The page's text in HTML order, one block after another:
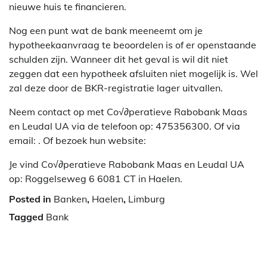
nieuwe huis te financieren.
Nog een punt wat de bank meeneemt om je
hypotheekaanvraag te beoordelen is of er openstaande
schulden zijn. Wanneer dit het geval is wil dit niet
zeggen dat een hypotheek afsluiten niet mogelijk is. Wel
zal deze door de BKR-registratie lager uitvallen.
Neem contact op met Co√∂peratieve Rabobank Maas
en Leudal UA via de telefoon op: 475356300. Of via
email: . Of bezoek hun website:
Je vind Co√∂peratieve Rabobank Maas en Leudal UA
op: Roggelseweg 6 6081 CT in Haelen.
Posted in Banken, Haelen, Limburg
Tagged Bank